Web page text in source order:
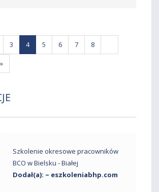
3 4 5 6 7 8
»
Szkolenie okresowe pracowników
BCO w Bielsku - Białej
Dodał(a): ~ eszkoleniabhp.com